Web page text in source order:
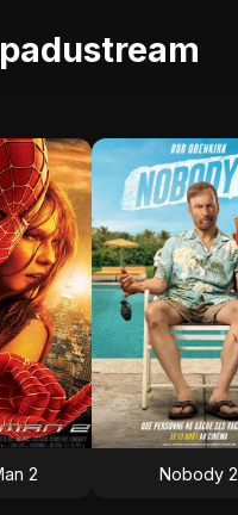
2 Nobody 2